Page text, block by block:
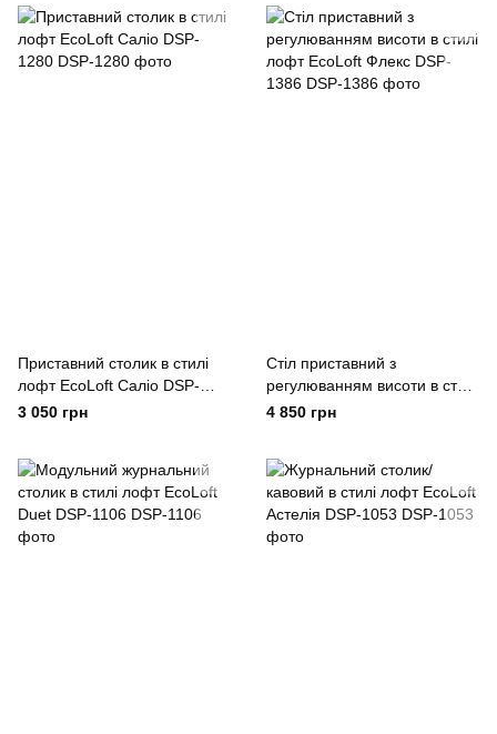
Приставний столик в стилі
лофт EcoLoft Саліо DSP-
1280
3 050 грн
Стіл приставний з
регулюванням висоти в стилі
лофт EcoLoft Флекс DSP-
4 850 грн